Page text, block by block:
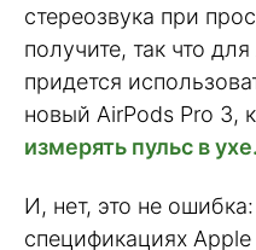
стереозвука при
получите, так что
придется
новый AirPods Pro 3,
измерять пульс в ухе.
И, нет, это не
спецификациях